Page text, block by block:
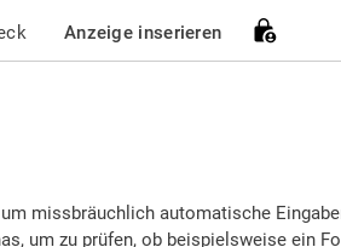
Anzeige inserieren
missbräuchlich automatische
um zu prüfen, ob beispielsweise ein